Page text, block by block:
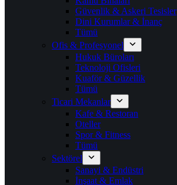
Güvenlik & Askeri Tesisler
Dini Kurumlar & İnanç
Tümü
Ofis & Profesyonel
Hukuk Büroları
Teknoloji Ofisleri
Kuaför & Güzellik
Tümü
Ticari Mekanlar
Kafe & Restoran
Oteller
Spor & Fitness
Tümü
Sektörel
Sanayi & Endüstri
İnşaat & Emlak